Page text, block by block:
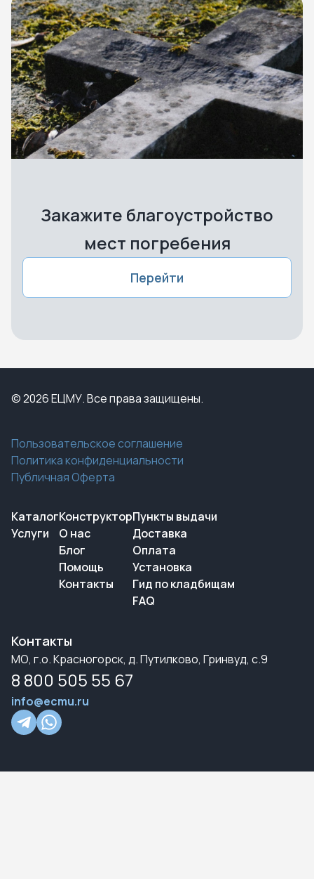
Закажите благоустройство
мест погребения
Перейти
© 2026 ЕЦМУ. Все права защищены.
Пользовательское соглашение
Политика конфиденциальности
Публичная Оферта
Каталог
Услуги
Конструктор
О нас
Блог
Помощь
Контакты
Пункты выдачи
Доставка
Оплата
Установка
Гид по кладбищам
FAQ
Контакты
МО, г.о. Красногорск, д. Путилково, Гринвуд, с.9
8 800 505 55 67
info@ecmu.ru